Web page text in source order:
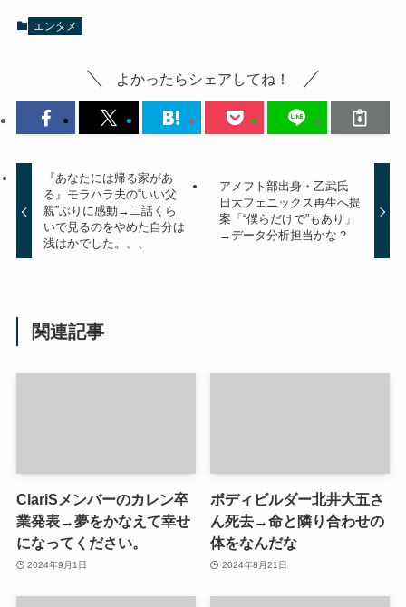
エンタメ
よかったらシェアしてね！
『あなたには帰る家があ
る』モラハラ夫の“いい父
親”ぶりに感動→二話くら
いで見るのをやめた自分は
浅はかでした。、、
アメフト部出身・乙武氏
日大フェニックス再生へ提
案「“僕らだけで”もあり」
→データ分析担当かな？
関連記事
ClariSメンバーのカレン卒
業発表→夢をかなえて幸せ
になってください。
2024年9月1日
ボディビルダー北井大五さ
ん死去→命と隣り合わせの
体をなんだな
2024年8月21日